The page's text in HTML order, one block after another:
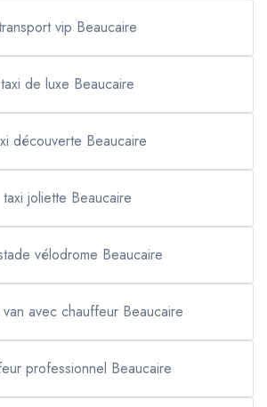
vip Beaucaire
taxi de luxe Beaucaire
découverte Beaucaire
taxi joliette Beaucaire
vélodrome Beaucaire
avec chauffeur Beaucaire
professionnel Beaucaire